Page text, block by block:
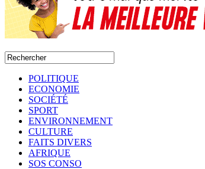
POLITIQUE
ECONOMIE
SOCIÉTÉ
SPORT
ENVIRONNEMENT
CULTURE
FAITS DIVERS
AFRIQUE
SOS CONSO